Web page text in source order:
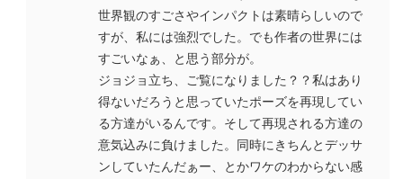
世界観のすごさやインパクトは素晴らしいので
すが、私には強烈でした。でも作者の世界には
すごいなぁ、と思う部分が。
ジョジョ立ち、ご覧になりました？？私はあり
得ないだろうと思っていたポーズを再現してい
る方達がいるんです。そして再現される方達の
意気込みに負けました。同時にきちんとデッサ
ンしていたんだぁー、とかワケのわからない感